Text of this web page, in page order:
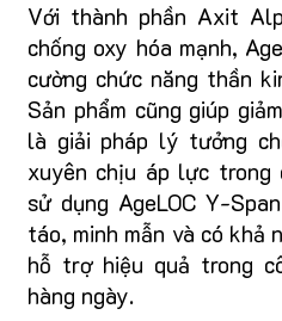
Với thành phần Axit
chống oxy hóa mạnh,
cường chức năng thần
Sản phẩm cũng giúp
là giải pháp lý tưởng
xuyên chịu áp lực trong
sử dụng AgeLOC Y-
táo, minh mẫn và có khả
hỗ trợ hiệu quả trong
hàng ngày.